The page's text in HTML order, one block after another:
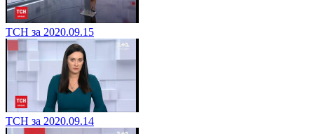
ТСН за 2020.09.15
ТСН за 2020.09.14